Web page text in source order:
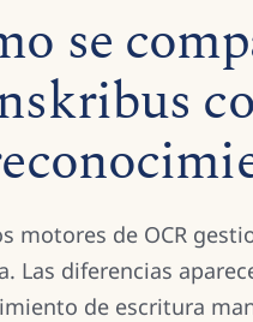
se
motores de OCR
Las diferencias
de escritura